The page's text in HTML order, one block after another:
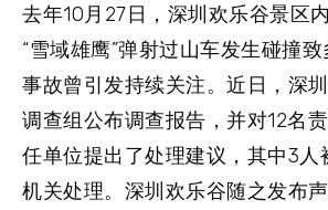
去年10月27日，深圳欢乐谷景区
“雪域雄鹰”弹射过山车发生碰撞
事故曾引发持续关注。近日，深
调查组公布调查报告，并对12名
任单位提出了处理建议，其中3人
机关处理。深圳欢乐谷随之发布